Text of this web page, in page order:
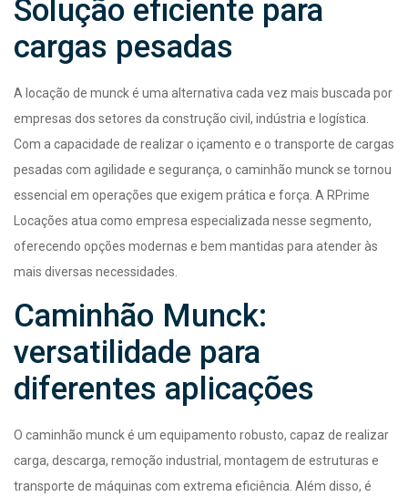
Solução eficiente para
cargas pesadas
A locação de munck é uma alternativa cada vez mais buscada por
empresas dos setores da construção civil, indústria e logística.
Com a capacidade de realizar o içamento e o transporte de cargas
pesadas com agilidade e segurança, o caminhão munck se tornou
essencial em operações que exigem prática e força. A RPrime
Locações atua como empresa especializada nesse segmento,
oferecendo opções modernas e bem mantidas para atender às
mais diversas necessidades.
Caminhão Munck:
versatilidade para
diferentes aplicações
O caminhão munck é um equipamento robusto, capaz de realizar
carga, descarga, remoção industrial, montagem de estruturas e
transporte de máquinas com extrema eficiência. Além disso, é